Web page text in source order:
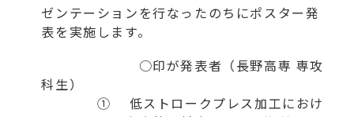
ゼンテーションを行なったのちにポスター発
表を実施します。
○印が発表者（長野高専 専攻
科生）
① 低ストロークプレス加工におけ